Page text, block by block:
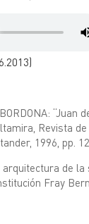
“Juan
Revista
1996, pp.
arquitectura de
Fray